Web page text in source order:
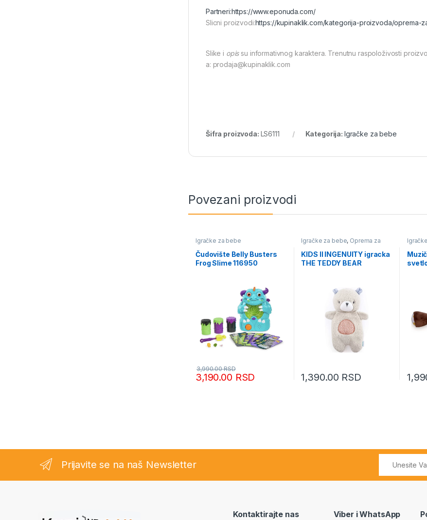
Partneri:https://www.eponuda.com/
Slicni proizvodi:https://kupinaklik.com/kategorija-proizvoda/
Slike i opissu informativnog karaktera. Trenutnu raspoloživosti
a: prodaja@kupinaklik.com
Šifra proizvoda: LS6111 Kategorija: Igračke za bebe
Povezani proizvodi
Igračke za bebe
Čudovište Belly Busters
Frog Slime 116950
3,190.00 RSD
3,990.00RSD
Igračke za bebe, Oprema za
bebe i decu
KIDS II INGENUITY igracka
THE TEDDY BEAR
1,390.00 RSD
Prijavite se na naš Newsletter
Kontaktirajte nas Viber i WhatsApp